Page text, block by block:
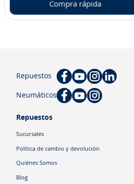
Compra rápida
Repuestos
Neumáticos
Repuestos
Sucursales
Política de cambio y devolución
Quiénes Somos
Blog